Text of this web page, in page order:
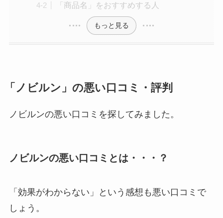
「商品名」をおすすめする人
もっと見る
「ノビルン」の悪い口コミ・評判
ノビルンの悪い口コミを探してみました。
ノビルンの悪い口コミとは・・・？
「効果がわからない」という感想も悪い口コミで
しょう。